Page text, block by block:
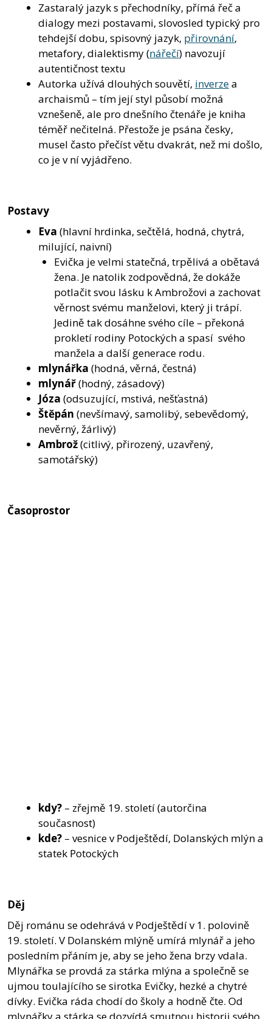
Zastaralý jazyk s přechodníky, přímá řeč a
dialogy mezi postavami, slovosled typický pro
tehdejší dobu, spisovný jazyk, přirovnání,
metafory, dialektismy (nářečí) navozují
autentičnost textu
Autorka užívá dlouhých souvětí, inverzea
archaismů – tím její styl působí možná
vznešeně, ale pro dnešního čtenáře je kniha
téměř nečitelná. Přestože je psána česky,
musel často přečíst větu dvakrát, než mi došlo,
co je v ní vyjádřeno.
Postavy
Eva (hlavní hrdinka, sečtělá, hodná, chytrá,
milující, naivní)
Evička je velmi statečná, trpělivá a obětavá
žena. Je natolik zodpovědná, že dokáže
potlačit svou lásku k Ambrožovi a zachovat
věrnost svému manželovi, který ji trápí.
Jedině tak dosáhne svého cíle – překoná
prokletí rodiny Potockých a spasí svého
manžela a další generace rodu.
mlynářka (hodná, věrná, čestná)
mlynář(hodný, zásadový)
Józa (odsuzující, mstivá, nešťastná)
Štěpán (nevšímavý, samolibý, sebevědomý,
nevěrný, žárlivý)
Ambrož(citlivý, přirozený, uzavřený,
samotářský)
Časoprostor
kdy? – zřejmě 19. století (autorčina
současnost)
kde? – vesnice v Podještědí, Dolanských mlýn a
statek Potockých
Děj
Děj románu se odehrává v Podještědí v 1. polovině
19. století. V Dolanském mlýně umírá mlynář a jeho
posledním přáním je, aby se jeho žena brzy vdala.
Mlynářka se provdá za stárka mlýna a společně se
ujmou toulajícího se sirotka Evičky, hezké a chytré
dívky. Evička ráda chodí do školy a hodně čte. Od
mlynářky a stárka se dozvídá smutnou historii svého